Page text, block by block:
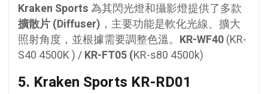
Kraken Sports為其閃光燈和攝影燈提供了多款
擴散片 (Diffuser) ，主要功能是軟化光線、擴大
照射角度，並根據需要調整色溫。 KR-WF40(KR-
S40 4500K ) /KR-FT05 (KR-s80 4500k)
5. Kraken Sports KR-RD01